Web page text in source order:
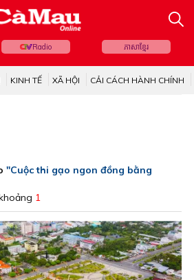
Radio ភាសាខ្មែរ
KINH TẾ XÃ HỘI CẢI CÁCH HÀNH CHÍNH
"Cuộc thi gạo ngon đồng bằng
1